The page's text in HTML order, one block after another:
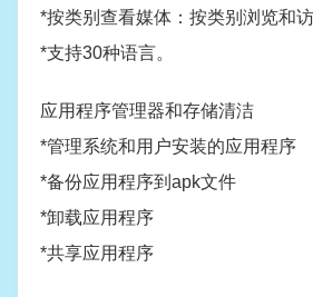
*按类别查看媒体：按类别浏览和
*支持30种语言。
应用程序管理器和存储清洁
*管理系统和用户安装的应用程序
*备份应用程序到apk文件
*卸载应用程序
*共享应用程序